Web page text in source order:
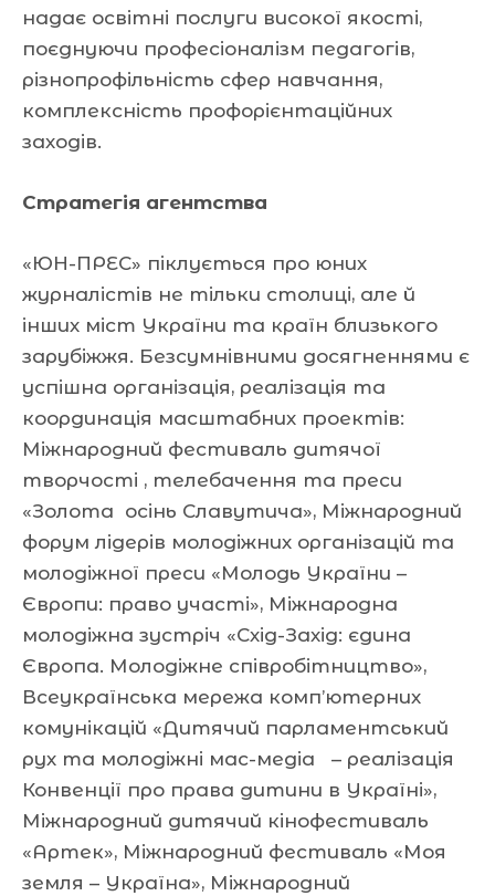
надає освітні послуги високої якості,
поєднуючи професіоналізм педагогів,
різнопрофільність сфер навчання,
комплексність профорієнтаційних
заходів.
Стратегія агентства
«ЮН-ПРЕС» піклується про юних
журналістів не тільки столиці, але й
інших міст України та країн близького
зарубіжжя. Безсумнівними досягненнями є
успішна організація, реалізація та
координація масштабних проектів:
Міжнародний фестиваль дитячої
творчості , телебачення та преси
«Золота осінь Славутича», Міжнародний
форум лідерів молодіжних організацій та
молодіжної преси «Молодь України –
Європи: право участі», Міжнародна
молодіжна зустріч «Схід-Захід: єдина
Європа. Молодіжне співробітництво»,
Всеукраїнська мережа комп’ютерних
комунікацій «Дитячий парламентський
рух та молодіжні мас-медіа – реалізація
Конвенції про права дитини в Україні»,
Міжнародний дитячий кінофестиваль
«Артек», Міжнародний фестиваль «Моя
земля – Україна», Міжнародний